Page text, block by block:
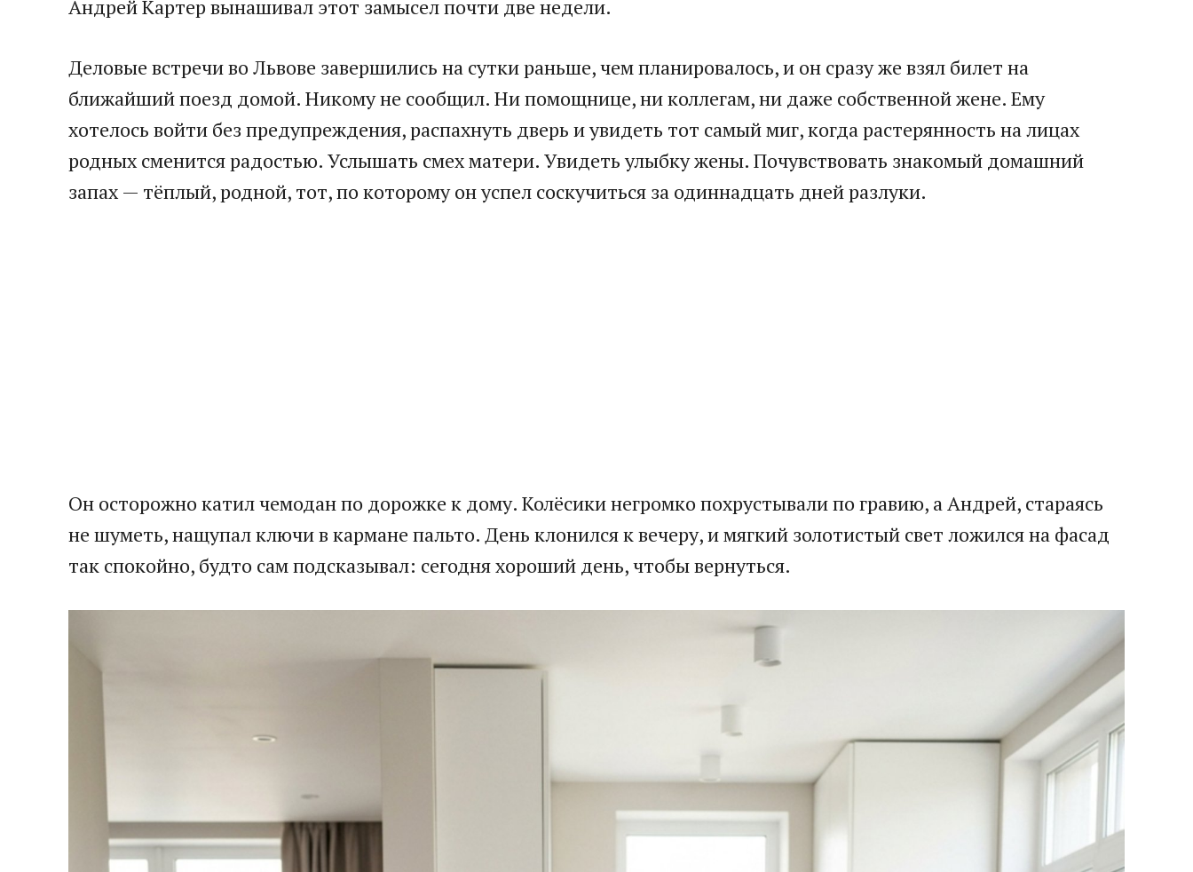
Андрей Картер вынашивал этот замысел почти две недели.
Деловые встречи во Львове завершились на сутки раньше, чем планировалось, и он сразу же взял билет на
ближайший поезд домой. Никому не сообщил. Ни помощнице, ни коллегам, ни даже собственной жене. Ему
хотелось войти без предупреждения, распахнуть дверь и увидеть тот самый миг, когда растерянность на лицах
родных сменится радостью. Услышать смех матери. Увидеть улыбку жены. Почувствовать знакомый домашний
запах — тёплый, родной, тот, по которому он успел соскучиться за одиннадцать дней разлуки.
Он осторожно катил чемодан по дорожке к дому. Колёсики негромко похрустывали по гравию, а Андрей, стараясь
не шуметь, нащупал ключи в кармане пальто. День клонился к вечеру, и мягкий золотистый свет ложился на фасад
так спокойно, будто сам подсказывал: сегодня хороший день, чтобы вернуться.